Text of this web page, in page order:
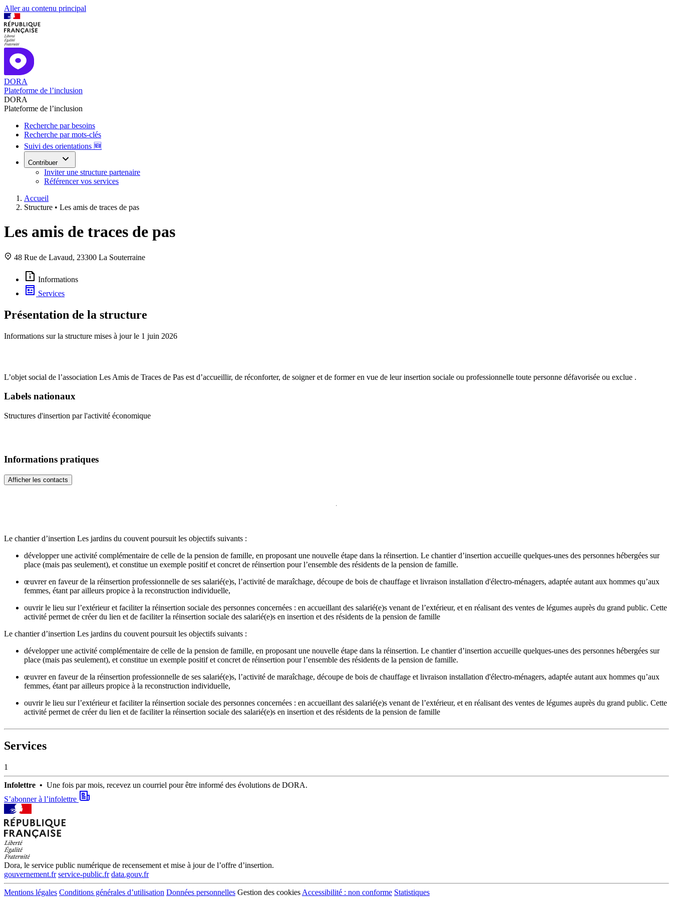
Aller au contenu principal
DORA
Plateforme de l’inclusion
DORA
Plateforme de l’inclusion
Recherche par besoins
Recherche par mots-clés
Suivi des orientations 🆕
Contribuer
Inviter une structure partenaire
Référencer vos services
Accueil
Structure • Les amis de traces de pas
Les amis de traces de pas
48 Rue de Lavaud, 23300 La Souterraine
Informations
Services
Présentation de la structure
Informations sur la structure mises à jour le 1 juin 2026
L’objet social de l’association Les Amis de Traces de Pas est d’accueillir, de réconforter, de soigner et de former en vue de leur insertion sociale ou professionnelle toute personne défavorisée ou exclue .
Labels nationaux
Structures d'insertion par l'activité économique
Le chantier d’insertion Les jardins du couvent poursuit les objectifs suivants :
développer une activité complémentaire de celle de la pension de famille, en proposant une nouvelle étape dans la réinsertion. Le chantier d’insertion accueille quelques-unes des personnes hébergées sur
place (mais pas seulement), et constitue un exemple positif et concret de réinsertion pour l’ensemble des résidents de la pension de famille.
œuvrer en faveur de la réinsertion professionnelle de ses salarié(e)s, l’activité de maraîchage, découpe de bois de chauffage et livraison installation d'électro-ménagers, adaptée autant aux hommes qu’aux
femmes, étant par ailleurs propice à la reconstruction individuelle,
ouvrir le lieu sur l’extérieur et faciliter la réinsertion sociale des personnes concernées : en accueillant des salarié(e)s venant de l’extérieur, et en réalisant des ventes de légumes auprès du grand public. Cette
activité permet de créer du lien et de faciliter la réinsertion sociale des salarié(e)s en insertion et des résidents de la pension de famille
Le chantier d’insertion Les jardins du couvent poursuit les objectifs suivants :
développer une activité complémentaire de celle de la pension de famille, en proposant une nouvelle étape dans la réinsertion. Le chantier d’insertion accueille quelques-unes des personnes hébergées sur
place (mais pas seulement), et constitue un exemple positif et concret de réinsertion pour l’ensemble des résidents de la pension de famille.
œuvrer en faveur de la réinsertion professionnelle de ses salarié(e)s, l’activité de maraîchage, découpe de bois de chauffage et livraison installation d'électro-ménagers, adaptée autant aux hommes qu’aux
femmes, étant par ailleurs propice à la reconstruction individuelle,
ouvrir le lieu sur l’extérieur et faciliter la réinsertion sociale des personnes concernées : en accueillant des salarié(e)s venant de l’extérieur, et en réalisant des ventes de légumes auprès du grand public. Cette
activité permet de créer du lien et de faciliter la réinsertion sociale des salarié(e)s en insertion et des résidents de la pension de famille
Informations pratiques
Afficher les contacts
Services
1
Infolettre • Une fois par mois, recevez un courriel pour être informé des évolutions de DORA.
S’abonner à l’infolettre
Dora, le service public numérique de recensement et mise à jour de l’offre d’insertion.
gouvernement.fr service-public.fr data.gouv.fr
Mentions légales Conditions générales d’utilisation Données personnelles Gestion des cookies Accessibilité : non conforme Statistiques